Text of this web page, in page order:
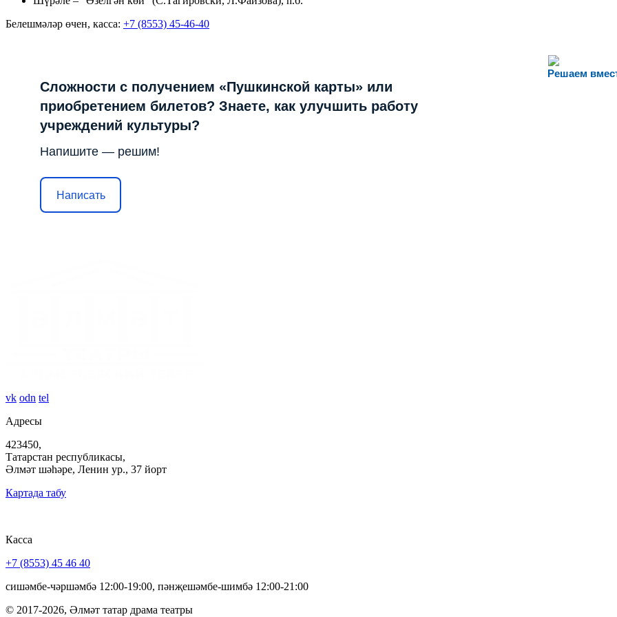
Белешмәләр өчен, касса: +7 (8553) 45-46-40
Решаем
Сложности с получением «Пушкинской карты» или
приобретением билетов? Знаете, как улучшить работу
учреждений культуры?
Напишите — решим!
Написать
vk odn tel
Адресы
423450,
Татарстан республикасы,
Әлмәт шәһәре, Ленин ур., 37 йорт
Картада табу
Касса
+7 (8553) 45 46 40
сишәмбе-чәршәмбә 12:00-19:00, пәнҗешәмбе-шимбә 12:00-21:00
© 2017-2026, Әлмәт татар драма театры